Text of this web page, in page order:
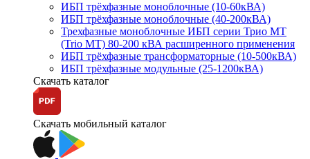
ИБП трёхфазные моноблочные (10-60кВА)
ИБП трёхфазные моноблочные (40-200кВА)
Трехфазные моноблочные ИБП серии Трио МТ
(Trio MT) 80-200 кВА расширенного применения
ИБП трёхфазные трансформаторные (10-500кВА)
ИБП трёхфазные модульные (25-1200кВА)
Скачать каталог
Скачать мобильный каталог